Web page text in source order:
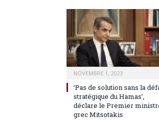
NOVEMBRE 1, 2023
‘Pas de solution sans la
stratégique du Hamas’,
déclare le Premier
grec Mitsotakis